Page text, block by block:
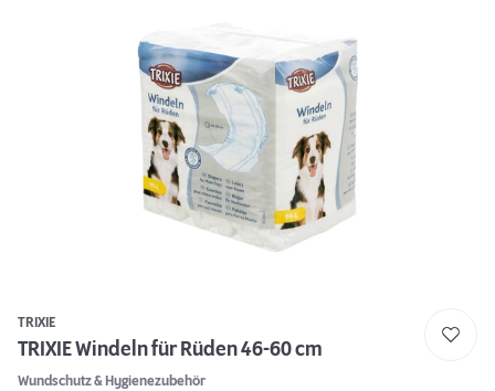
TRIXIE
TRIXIE Windeln für Rüden 46-60 cm
Wundschutz & Hygienezubehör